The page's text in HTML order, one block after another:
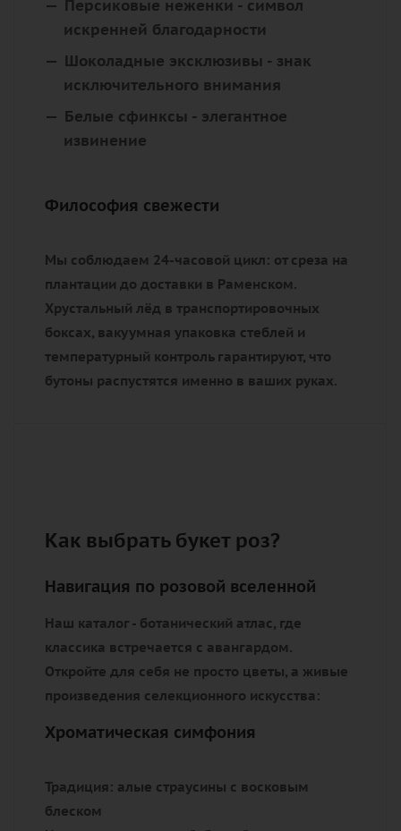
Розы умеют говорить то, что сложно выразить
словами:
Алые классики- для страстных
признаний
Белые сфинксы- элегантное
извинение
Философия свежести
бутоны распустятся именно в ваших руках.